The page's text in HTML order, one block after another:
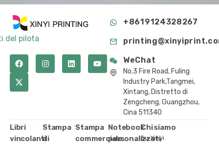
del pilota
+8619124328267
WeChat
No.3 Fire Road, Fuling
Industry Park,Tangmei,
Xintang, Distretto di
Zengcheng, Guangzhou,
Cina 511340
Libri
vincolanti
Stampa
di
Stampa
commerciale
Notebook
personalizzati
Chi siamo
Su Xinyi